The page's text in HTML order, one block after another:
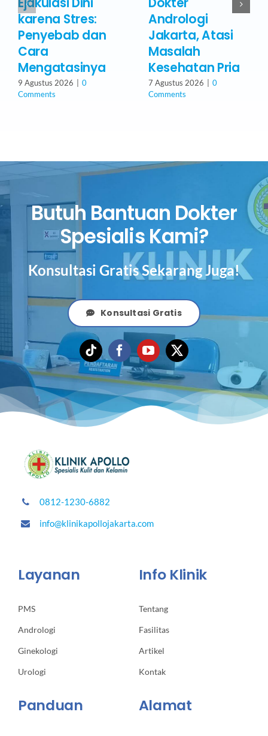
karena Stres:
Penyebab dan
Cara
Mengatasinya
9 Agustus 2026
0
Comments
Andrologi
Jakarta, Atasi
Masalah
Kesehatan Pria
7 Agustus 2026
0
Comments
Butuh Bantuan Dokter
Spesialis Kami?
Konsultasi Gratis Sekarang Juga!
Konsultasi Gratis
0812-1230-6882
info@klinikapollojakarta.com
Layanan
PMS
Andrologi
Ginekologi
Urologi
Info Klinik
Tentang
Fasilitas
Artikel
Kontak
Panduan Alamat